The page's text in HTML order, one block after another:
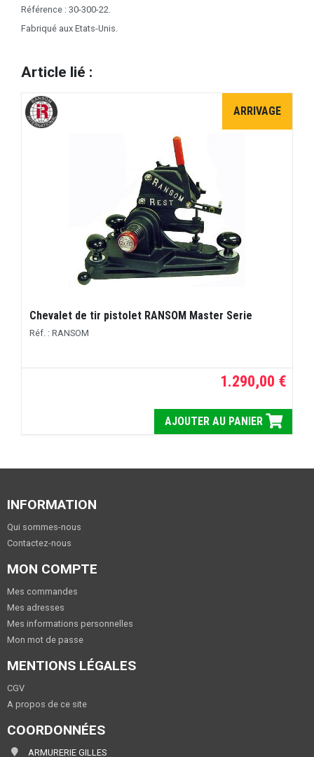
Référence : 30-300-22.
Fabriqué aux Etats-Unis.
Article lié :
ARRIVAGE
Chevalet de tir pistolet RANSOM Master Serie
Réf. : RANSOM
1.290,00 €
AJOUTER AU PANIER
INFORMATION
Qui sommes-nous
Contactez-nous
MON COMPTE
Mes commandes
Mes adresses
Mes informations personnelles
Mon mot de passe
MENTIONS LÉGALES
CGV
A propos de ce site
COORDONNÉES
ARMURERIE GILLES